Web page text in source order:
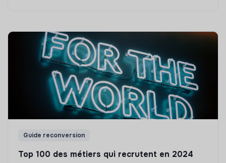
Guide reconversion
Top 100 des métiers qui recrutent en 2024